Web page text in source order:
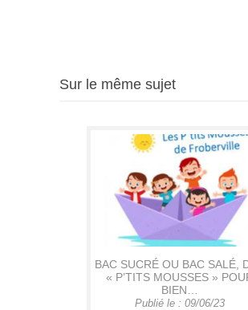
Sur le même sujet
BAC SUCRÉ OU BAC SALÉ,
« P’TITS MOUSSES »
BIEN…
Publié le : 09/06/23